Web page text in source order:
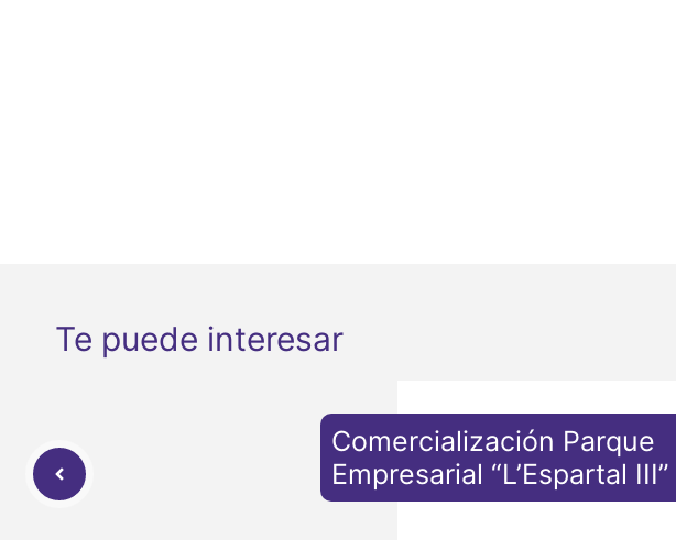
Te puede interesar
Comercialización Parque
Empresarial “L’Espartal III”